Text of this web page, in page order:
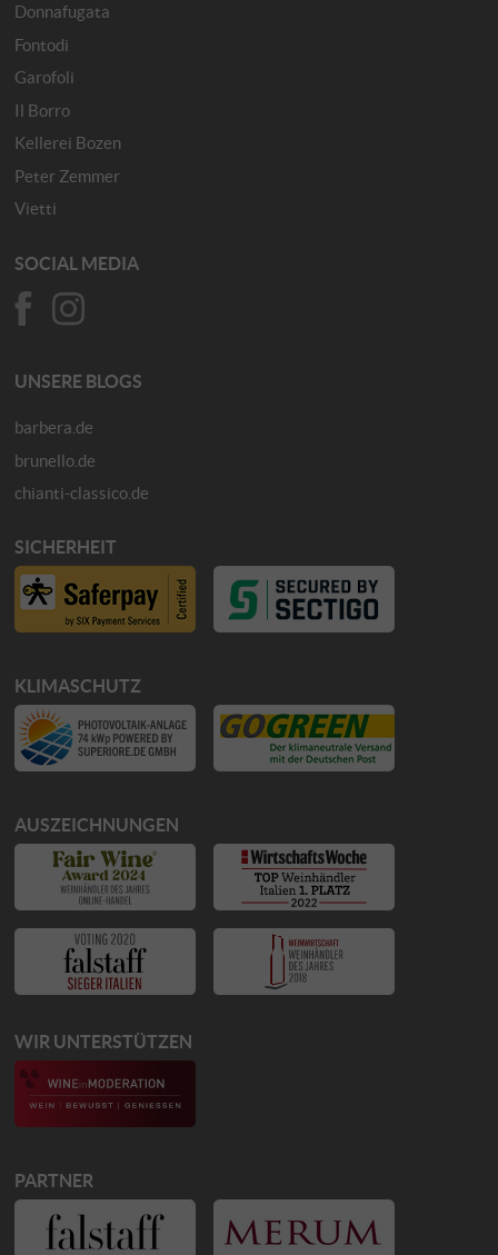
Donnafugata
Fontodi
Garofoli
Il Borro
Kellerei Bozen
Peter Zemmer
Vietti
SOCIAL MEDIA
UNSERE BLOGS
barbera.de
brunello.de
chianti-classico.de
SICHERHEIT
KLIMASCHUTZ
AUSZEICHNUNGEN
WIR UNTERSTÜTZEN
PARTNER